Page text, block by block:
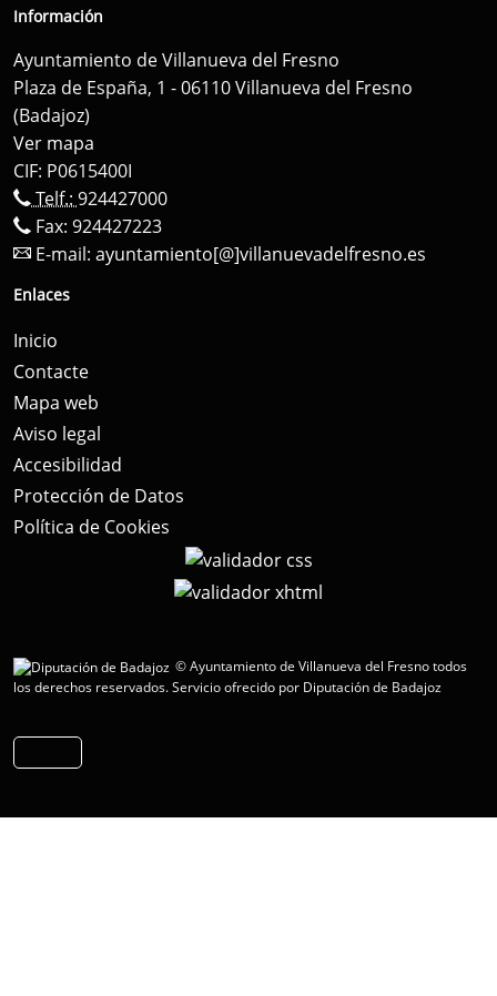
Información
Ayuntamiento de Villanueva del Fresno
Plaza de España, 1 - 06110 Villanueva del Fresno
(Badajoz)
Ver mapa
CIF: P0615400I
Telf.: 924427000
Fax: 924427223
E-mail: ayuntamiento[@]villanuevadelfresno.es
Enlaces
Inicio
Contacte
Mapa web
Aviso legal
Accesibilidad
Protección de Datos
Política de Cookies
© Ayuntamiento de Villanueva del Fresno todos
los derechos reservados.Servicio ofrecido por Diputación de Badajoz